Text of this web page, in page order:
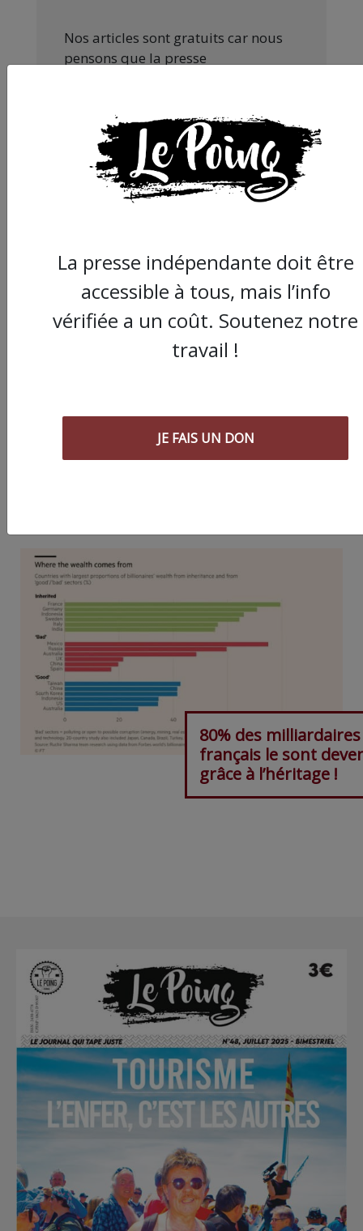
Nos articles sont gratuits car nous
pensons que la presse
une information engagée et de
qualité nécessite du temps et de
l’argent, surtout quand on refuse
d’être aux ordres de Bolloré et de
ses amis… Pourvu que ça dure ! Ça
JE FAIS UN DON
80% des milliardaires
français le sont
grâce à l’héritage !
La presse indépendante doit être
accessible à tous, mais l’info
vérifiée a un coût. Soutenez notre
travail !
JE FAIS UN DON